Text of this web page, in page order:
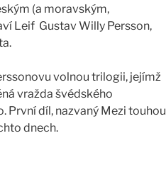
(a moravským,
Leif Gustav Willy Persson,
volnou trilogii, jejímž
vražda švédského
První díl, nazvaný Mezi touhou
dnech.